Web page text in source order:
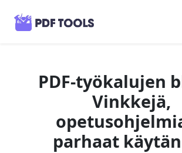
PDF-työkalujen
Vinkkejä,
parhaat